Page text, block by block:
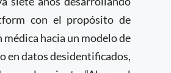
con el propósito de
hacia un modelo de
en datos desidentificados,